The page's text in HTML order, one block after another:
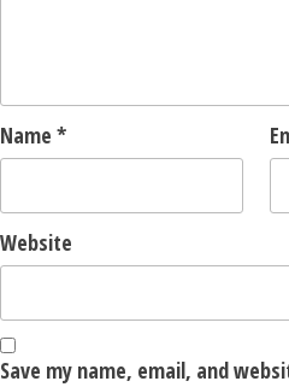
Name *
Website
Save my name, email, and